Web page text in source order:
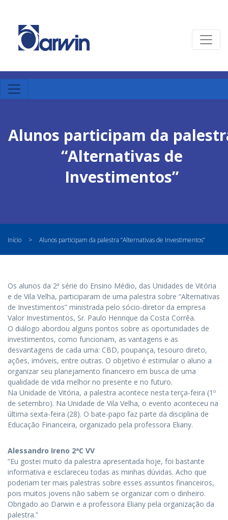
Alunos participam da
“Alternativas de
Investimentos”
Início > Alunos participam da palestra “Alternativas de Investimentos”
Os alunos da 2ª série do Ensino Médio, das Unidades de Vitória
e de Vila Velha, participaram de uma palestra sobre “Alternativas
de Investimentos” ministrada pelo sócio-diretor da empresa
Valor Investimentos, Sr. Paulo Henrique da Costa Corrêa.
O diálogo abordou alguns pontos sobre as oportunidades de
investimentos, como funcionam, as vantagens e as
desvantagens de cada uma: CBD, poupança, tesouro direto,
ações, imóveis, entre outras. O objetivo é estimular o aluno a
organizar seu planejamento financeiro em busca de uma
qualidade de vida melhor no presente e no futuro.
Na Unidade de Vitória, a palestra acontece nesta terça-feira (1º
de setembro). Na Unidade de Vila Velha, o evento aconteceu na
última sexta-feira (28). O bate-papo faz parte da disciplina de
Educação Financeira, organizado pela professora Eliany.
Alessandro Ireno 2ªC VV
“Eu gostei muito da palestra apresentada hoje, foi bastante
informativa e esclareceu todas as minhas dúvidas. Acho que
poderiam ter mais palestras sobre esses assuntos financeiros,
pois muitos jovens não sabem se organizar com o dinheiro.
Obrigado ao Darwin e a professora Eliany pela organização da
palestra.”